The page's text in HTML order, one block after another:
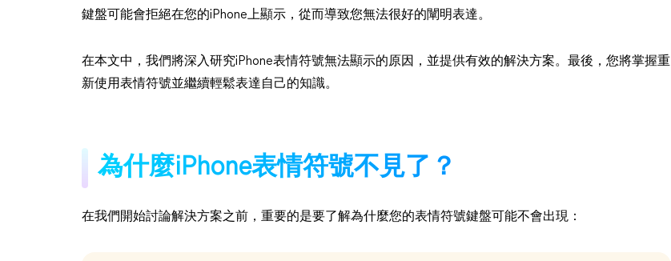
鍵盤可能會拒絕在您的iPhone上顯示，從而導致您無法很好的闡明表達。
在本文中，我們將深入研究iPhone表情符號無法顯示的原因，並提供有效的解決方案。最後，您將掌握重
新使用表情符號並繼續輕鬆表達自己的知識。
為什麼iPhone表情符號不見了？
在我們開始討論解決方案之前，重要的是要了解為什麼您的表情符號鍵盤可能不會出現：